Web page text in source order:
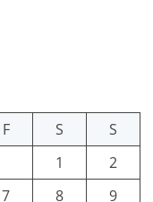
F S
S
1
2
7 8 9